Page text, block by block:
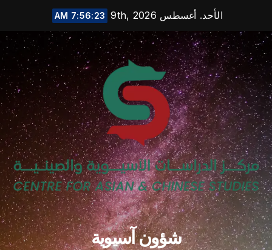
content
الأحد. أغسطس 9th, 2026 7:56:24 AM
شؤون آسيوية